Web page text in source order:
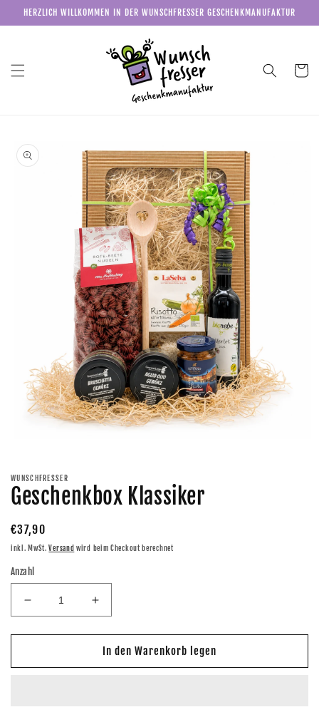
zum
Inhalt
HERZLICH WILLKOMMEN IN DER WUNSCHFRESSER GESCHENKMANUFAKTUR
Modal
öffnen
WUNSCHFRESSER
Geschenkbox Klassiker
Normaler
Preis
€37,90
inkl. MwSt.Versand wird beim Checkout berechnet
Anzahl
Verringere
die
Menge
Geschenkbox
Erhöhe
die
Menge
für
Geschenkbox
In den Warenkorb legen